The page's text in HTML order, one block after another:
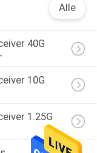
Alle
40G
10G
1.25G